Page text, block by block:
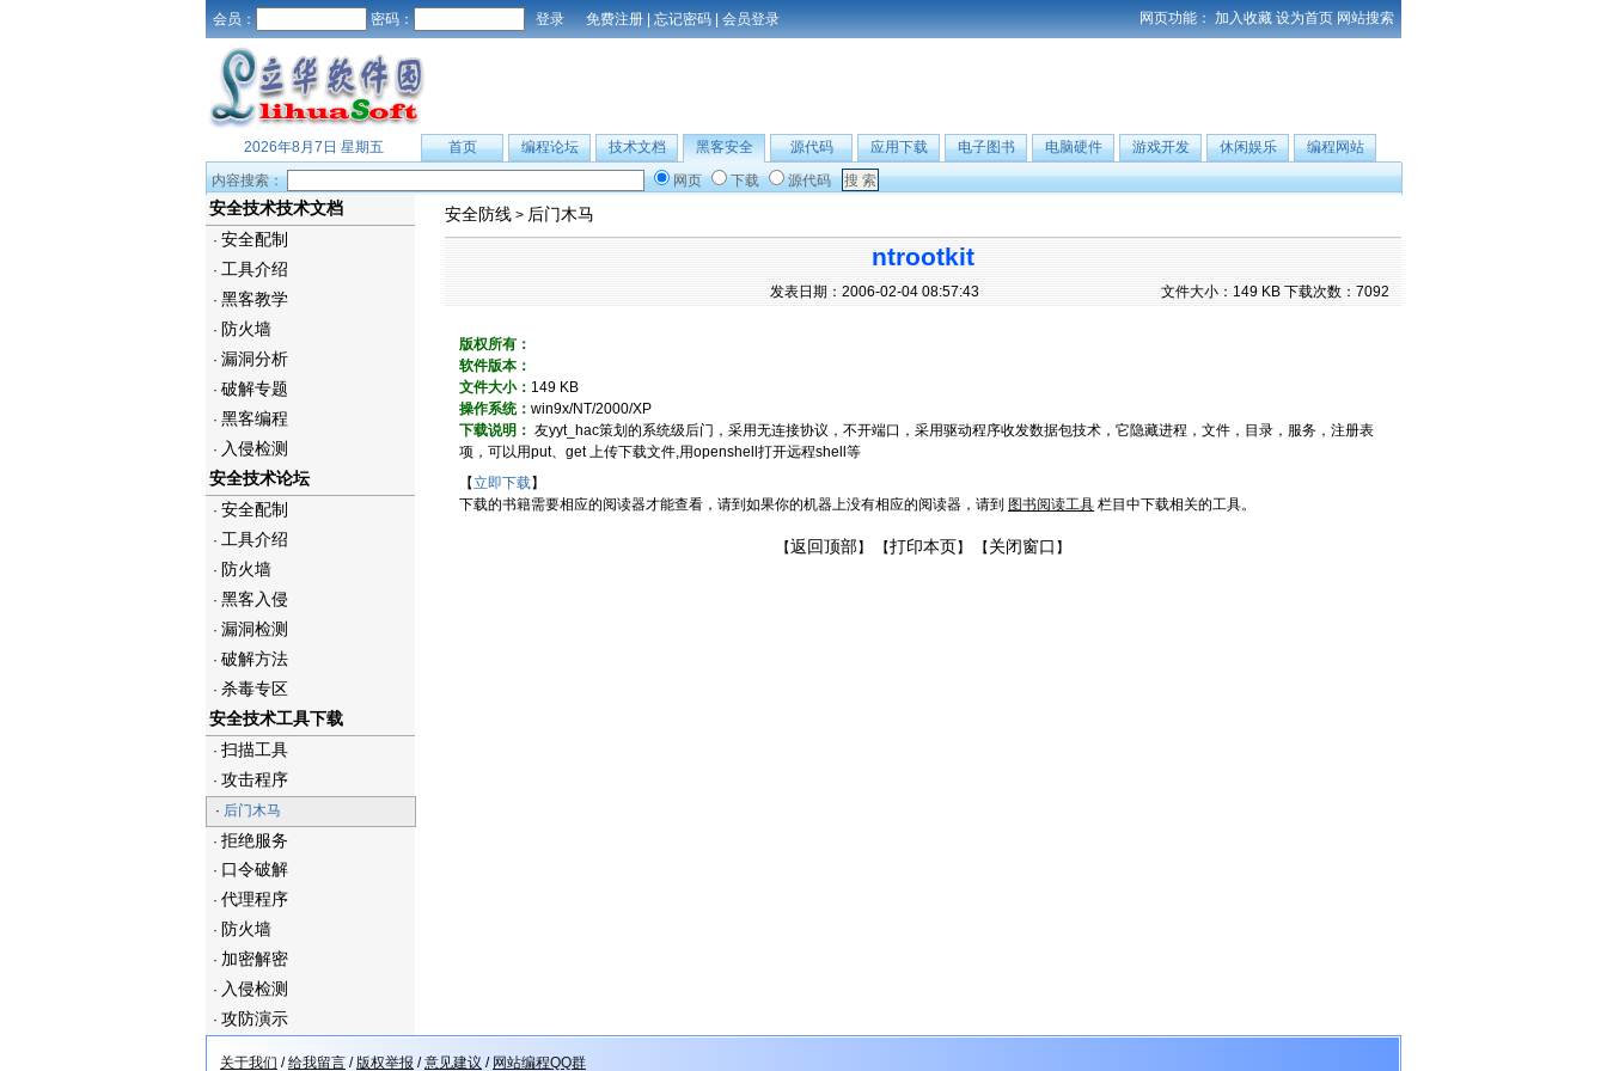
会员： 密码： 免费注册 | 忘记密码 | 会员登录 网页功能： 加入收藏 设为首页 网站搜索
2026年8月7日 星期五 首页 编程论坛 技术文档 黑客安全 源代码 应用下载 电子图书 电脑硬件 游戏开发 休闲娱乐
编程网站
内容搜索：
网页 下载 源代码
安全技术技术文档
· 安全配制
· 工具介绍
· 黑客教学
· 防火墙
· 漏洞分析
· 破解专题
· 黑客编程
· 入侵检测
安全技术论坛
· 安全配制
· 工具介绍
· 防火墙
· 黑客入侵
· 漏洞检测
· 破解方法
· 杀毒专区
安全技术工具下载
· 扫描工具
· 攻击程序
· 后门木马
· 拒绝服务
· 口令破解
· 代理程序
· 防火墙
· 加密解密
· 入侵检测
· 攻防演示
安全防线 > 后门木马
ntrootkit
发表日期：2006-02-04 08:57:43 文件大小：149 KB 下载次数：7092
版权所有：
软件版本：
文件大小： 149 KB
操作系统： win9x/NT/2000/XP
下载说明： 友yyt_hac策划的系统级后门，采用无连接协议，不开端口，采用驱动程序收发数据包技术，它隐藏进程，文件，目录，服务，注册表
项，可以用put、get 上传下载文件,用openshell打开远程shell等
【立即下载】
下载的书籍需要相应的阅读器才能查看，请到如果你的机器上没有相应的阅读器，请到 图书阅读工具 栏目中下载相关的工具。
【返回顶部】 【打印本页】 【 关闭窗口 】
关于我们 /给我留言 /版权举报 /意见建议 / 网站编程QQ群